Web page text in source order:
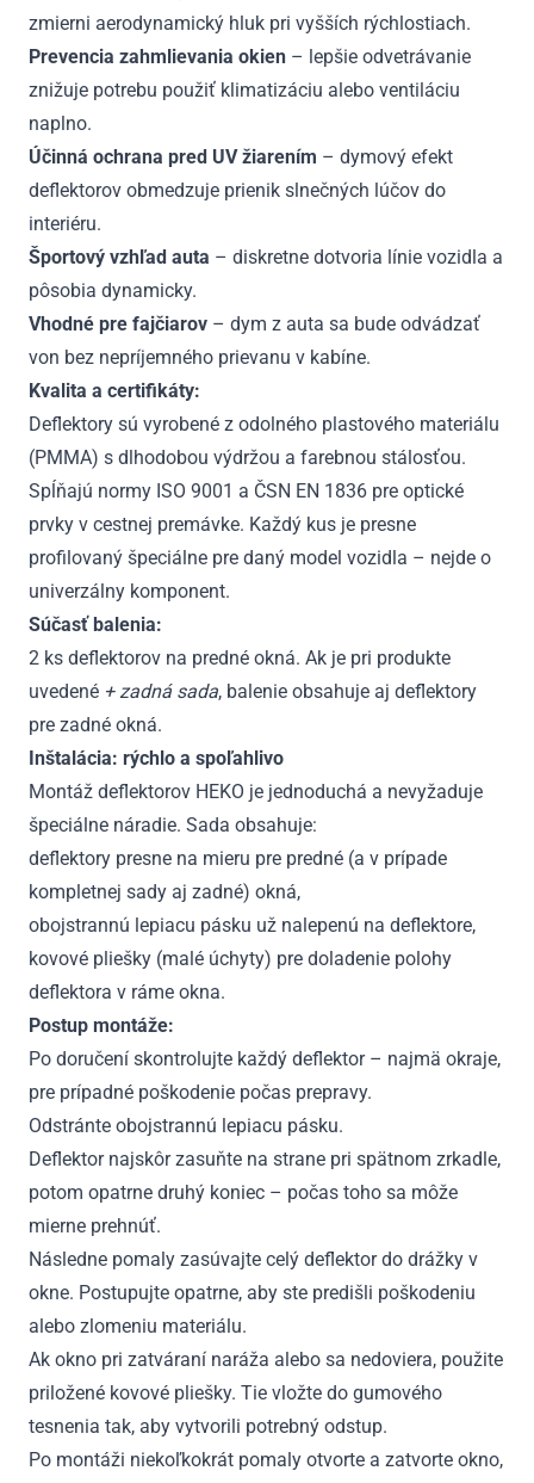
zmierni aerodynamický hluk pri vyšších rýchlostiach.
Prevencia zahmlievania okien – lepšie odvetrávanie
znižuje potrebu použiť klimatizáciu alebo ventiláciu
naplno.
Účinná ochrana pred UV žiarením – dymový efekt
deflektorov obmedzuje prienik slnečných lúčov do
interiéru.
Športový vzhľad auta – diskretne dotvoria línie vozidla a
pôsobia dynamicky.
Vhodné pre fajčiarov – dym z auta sa bude odvádzať
von bez nepríjemného prievanu v kabíne.
Kvalita a certifikáty:
Deflektory sú vyrobené z odolného plastového materiálu
(PMMA) s dlhodobou výdržou a farebnou stálosťou.
Spĺňajú normy ISO 9001 a ČSN EN 1836 pre optické
prvky v cestnej premávke. Každý kus je presne
profilovaný špeciálne pre daný model vozidla – nejde o
univerzálny komponent.
Súčasť balenia:
2 ks deflektorov na predné okná. Ak je pri produkte
uvedené + zadná sada, balenie obsahuje aj deflektory
pre zadné okná.
Inštalácia: rýchlo a spoľahlivo
Montáž deflektorov HEKO je jednoduchá a nevyžaduje
špeciálne náradie. Sada obsahuje:
deflektory presne na mieru pre predné (a v prípade
kompletnej sady aj zadné) okná,
obojstrannú lepiacu pásku už nalepenú na deflektore,
kovové pliešky (malé úchyty) pre doladenie polohy
deflektora v ráme okna.
Postup montáže:
Po doručení skontrolujte každý deflektor – najmä okraje,
pre prípadné poškodenie počas prepravy.
Odstránte obojstrannú lepiacu pásku.
Deflektor najskôr zasuňte na strane pri spätnom zrkadle,
potom opatrne druhý koniec – počas toho sa môže
mierne prehnúť.
Následne pomaly zasúvajte celý deflektor do drážky v
okne. Postupujte opatrne, aby ste predišli poškodeniu
alebo zlomeniu materiálu.
Ak okno pri zatváraní naráža alebo sa nedoviera, použite
priložené kovové pliešky. Tie vložte do gumového
tesnenia tak, aby vytvorili potrebný odstup.
Po montáži niekoľkokrát pomaly otvorte a zatvorte okno,